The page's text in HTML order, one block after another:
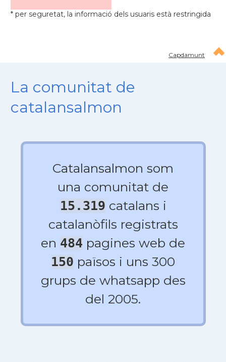
* per seguretat, la informació dels usuaris està restringida
Capdamunt
La comunitat de
catalansalmon
Catalansalmon som
una comunitat de
15.319 catalans i
catalanòfils registrats
en 484 pagines web de
150 països i uns 300
grups de whatsapp des
del 2005.